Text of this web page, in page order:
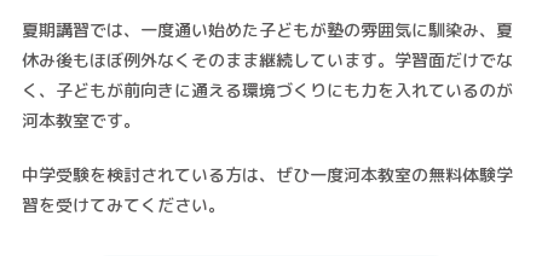
夏期講習では、一度通い始めた子どもが塾の雰囲気に馴染み、夏
休み後もほぼ例外なくそのまま継続しています。学習面だけでな
く、子どもが前向きに通える環境づくりにも力を入れているのが
河本教室です。
中学受験を検討されている方は、ぜひ一度河本教室の無料体験学
習を受けてみてください。